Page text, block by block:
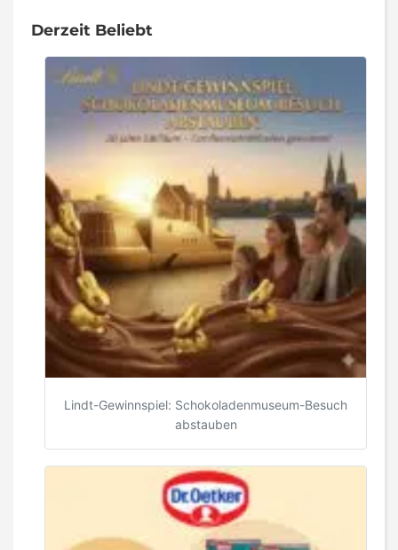
Derzeit Beliebt
Lindt-Gewinnspiel: Schokoladenmuseum-Besuch
abstauben